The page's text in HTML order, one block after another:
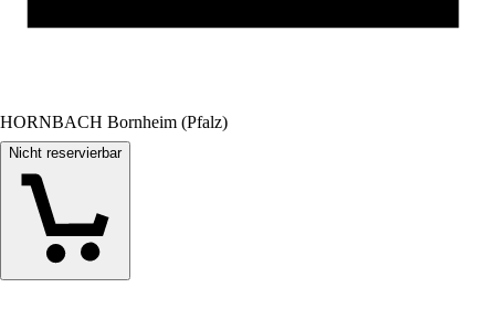
HORNBACH Bornheim (Pfalz)
Nicht reservierbar